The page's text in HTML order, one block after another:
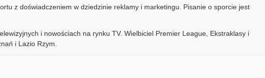
z doświadczeniem w dziedzinie reklamy i marketingu. Pisanie o sporcie jest
i nowościach na rynku TV. Wielbiciel Premier League, Ekstraklasy i
i Lazio Rzym.